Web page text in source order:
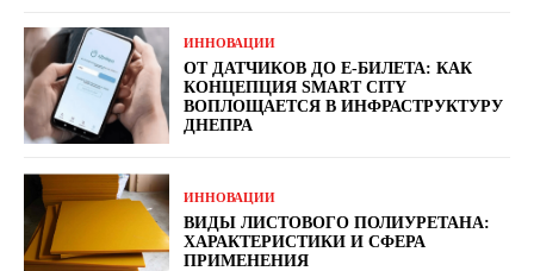
ИННОВАЦИИ
ОТ ДАТЧИКОВ ДО Е-БИЛЕТА: КАК
КОНЦЕПЦИЯ SMART CITY
ВОПЛОЩАЕТСЯ В ИНФРАСТРУКТУРУ
ДНЕПРА
ИННОВАЦИИ
ВИДЫ ЛИСТОВОГО ПОЛИУРЕТАНА:
ХАРАКТЕРИСТИКИ И СФЕРА
ПРИМЕНЕНИЯ